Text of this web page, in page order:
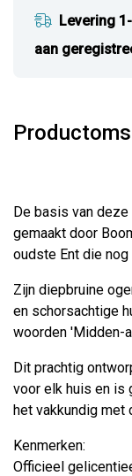
Levering
aan
De basis van
gemaakt door
oudste Ent die
Zijn diepbruine
en schorsachtige
woorden 'Midden-
Dit prachtig
voor elk huis en is
het vakkundig met
Kenmerken:
Officieel